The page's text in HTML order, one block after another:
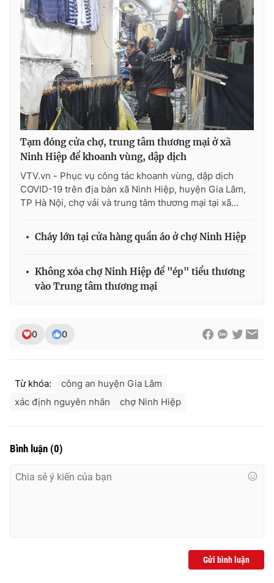
THỜI BÁO VTV
Theo dõi báo trên
Cơ quan chủ quản:Đài Truyền hình Việt Nam
Cơ quan báo chí:
Thời báo VTV
Giấy phép hoạt động báo in và báo điện tử số 483/GP-BTTTT
cấp ngày 29/12/2023
Phó Tổng Biên tập: Nguyễn Thị Mỹ Hạnh, Phạm Quốc Thắng,
024.38 355 931 - 024.38 355 932
Ðiện thoại Thời báo VTV:024.66 897 897
Tạm đóng cửa chợ, trung tâm thương mại ở xã
Ninh Hiệp để khoanh vùng, dập dịch
VTV.vn - Phục vụ công tác khoanh vùng, dập dịch
COVID-19 trên địa bàn xã Ninh Hiệp, huyện Gia Lâm,
TP Hà Nội, chợ vải và trung tâm thương mại tại xã...
Cháy lớn tại cửa hàng quần áo ở chợ Ninh Hiệp
Không xóa chợ Ninh Hiệp để "ép" tiểu thương
vào Trung tâm thương mại
0 0
Từ khóa:
công an huyện Gia Lâm
xác định nguyên nhân
chợ Ninh Hiệp
Bình luận (0)
Gửi bình luận